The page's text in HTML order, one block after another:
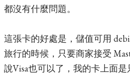
都沒有什麼問題。
這張卡的好處是，儲值可用
旅行的時候，只要商家接受
說Visa也可以了，我的卡上面是